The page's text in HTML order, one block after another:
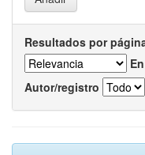
Resultados por
Autor/registro